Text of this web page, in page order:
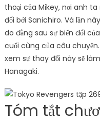
thoại của Mikey, nơi anh
đổi bởi Sanichiro. Và lần
do đằng sau sự biến đổi
cuối cùng của câu
xem sự thay đổi này sẽ
Hanagaki.
Tóm tắt